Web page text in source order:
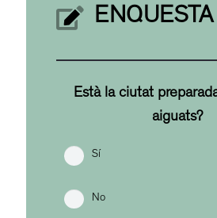
ENQUESTA
Està la ciutat
aiguats?
Sí
No